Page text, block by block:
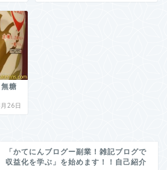
糖
26日
「かてにんブログー副業！雑記ブログで
収益化を学ぶ」を始めます！！自己紹介